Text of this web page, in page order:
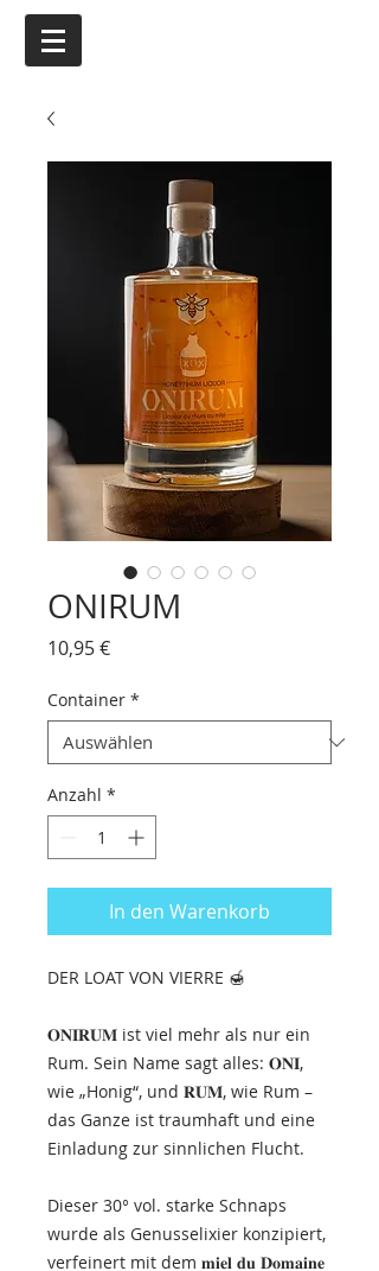
ONIRUM
10,95 €Preis
Container *
Anzahl *
In den Warenkorb
DER LOAT VON VIERRE 🍯
𝐎𝐍𝐈𝐑𝐔𝐌 ist viel mehr als nur ein
Rum. Sein Name sagt alles: 𝐎𝐍𝐈,
wie „Honig“, und 𝐑𝐔𝐌, wie Rum –
das Ganze ist traumhaft und eine
Einladung zur sinnlichen Flucht.
Dieser 30° vol. starke Schnaps
wurde als Genusselixier konzipiert,
verfeinert mit dem 𝐦𝐢𝐞𝐥 𝐝𝐮 𝐃𝐨𝐦𝐚𝐢𝐧𝐞